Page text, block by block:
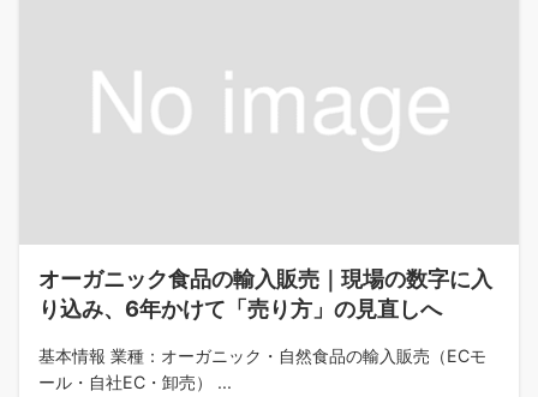
オーガニック食品の輸入販売｜現場の数字に入
り込み、6年かけて「売り方」の見直しへ
基本情報 業種：オーガニック・自然食品の輸入販売（ECモ
ール・自社EC・卸売） ...